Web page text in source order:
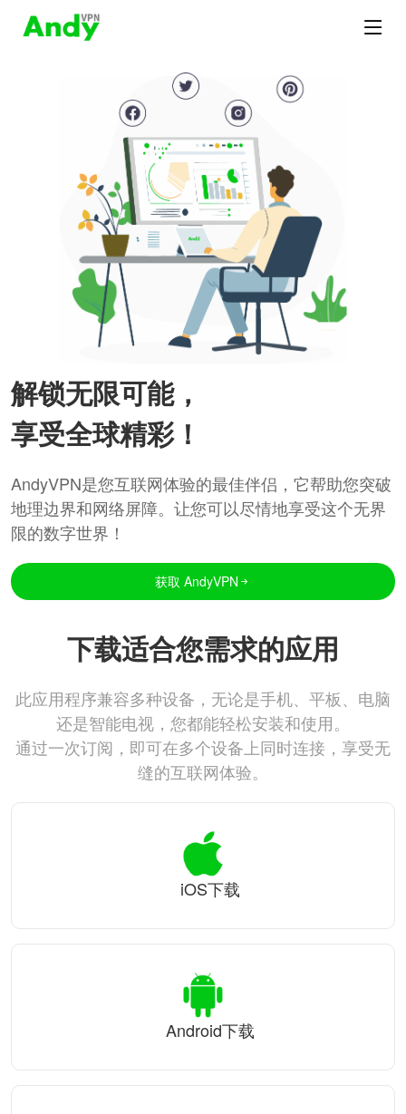
解锁无限可能，
享受全球精彩！
AndyVPN是您互联网体验的最佳伴侣，它帮助您突破
地理边界和网络屏障。让您可以尽情地享受这个无界
限的数字世界！
获取 AndyVPN
下载适合您需求的应用
此应用程序兼容多种设备，无论是手机、平板、电脑
还是智能电视，您都能轻松安装和使用。
通过一次订阅，即可在多个设备上同时连接，享受无
缝的互联网体验。
iOS下载
Android下载